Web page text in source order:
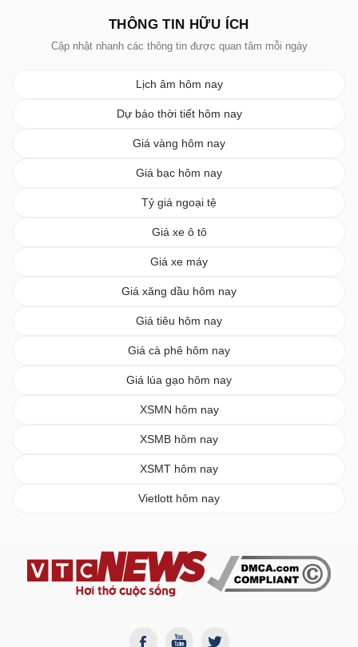
THÔNG TIN HỮU ÍCH
Cập nhật nhanh các thông tin được quan tâm mỗi ngày
Lịch âm hôm nay
Dự báo thời tiết hôm nay
Giá vàng hôm nay
Giá bạc hôm nay
Tỷ giá ngoại tệ
Giá xe ô tô
Giá xe máy
Giá xăng dầu hôm nay
Giá tiêu hôm nay
Giá cà phê hôm nay
Giá lúa gạo hôm nay
XSMN hôm nay
XSMB hôm nay
XSMT hôm nay
Vietlott hôm nay